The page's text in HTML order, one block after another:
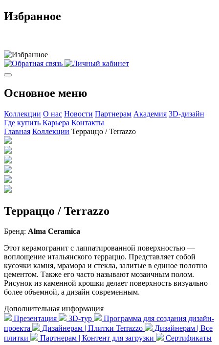
Избранное
Основное меню
Коллекции О нас Новости Партнерам Академия 3D-дизайн
Где купить Карьера Контакты
Главная Коллекции Терраццо / Terrazzo
Терраццо / Terrazzo
Бренд: Alma Ceramica
Этот керамогранит с лаппатированной поверхностью —
воплощение итальянского терраццо. Представляет собой
кусочки камня, мрамора и стекла, залитые в единое полотно
цементом. Также его часто называют мозаичным полом.
Рисунок из каменной крошки делает поверхность визуально
более объемной, а дизайн современным.
Дополнительная информация
Презентация
3D-тур
Программа для создания дизайн-
проекта
Дизайнерам | Плитки Terrazzo
Дизайнерам | Все
плитки
Партнерам | Контент для загрузки Сертификаты